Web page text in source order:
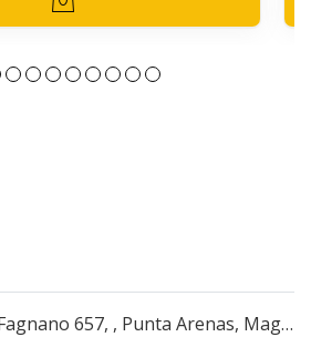
657, , Punta Arenas, Magallanes, Chile